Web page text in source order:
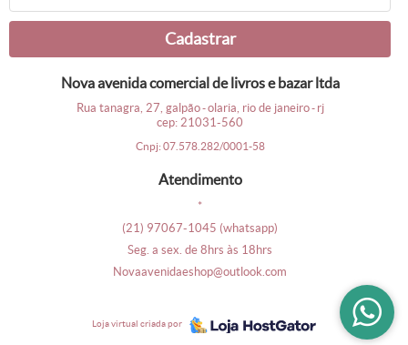
cadastrar
nova avenida comercial de livros e bazar ltda
rua tanagra, 27, galpão-olaria, rio de janeiro- rj
cep: 21031-560
cnpj: 07.578.282/0001-58
atendimento
*
(21) 97067-1045 (whatsapp)
seg. a sex. de 8hrs às 18hrs
novaavenidaeshop@outlook.com
loja virtual criada por